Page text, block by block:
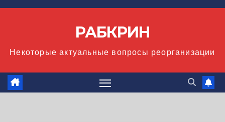
Перейти
РАБКРИН
Некоторые актуальные вопросы реорганизации